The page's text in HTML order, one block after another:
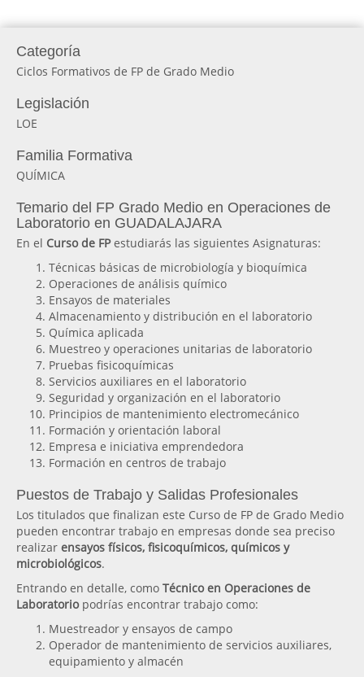
Categoría
Ciclos Formativos de FP de Grado Medio
Legislación
LOE
Familia Formativa
QUÍMICA
Temario del FP Grado Medio en Operaciones de
Laboratorio en GUADALAJARA
En el Curso de FPestudiarás las siguientes Asignaturas:
Técnicas básicas de microbiología y bioquímica
Operaciones de análisis químico
Ensayos de materiales
Almacenamiento y distribución en el laboratorio
Química aplicada
Muestreo y operaciones unitarias de laboratorio
Pruebas fisicoquímicas
Servicios auxiliares en el laboratorio
Seguridad y organización en el laboratorio
Principios de mantenimiento electromecánico
Formación y orientación laboral
Empresa e iniciativa emprendedora
Formación en centros de trabajo
Puestos de Trabajo y Salidas Profesionales
Los titulados que finalizan este Curso de FP de Grado Medio
pueden encontrar trabajo en empresas donde sea preciso
realizar ensayos físicos, fisicoquímicos, químicos y
microbiológicos.
Entrando en detalle, como Técnico en Operaciones de
Laboratoriopodrías encontrar trabajo como:
Muestreador y ensayos de campo
Operador de mantenimiento de servicios auxiliares,
equipamiento y almacén